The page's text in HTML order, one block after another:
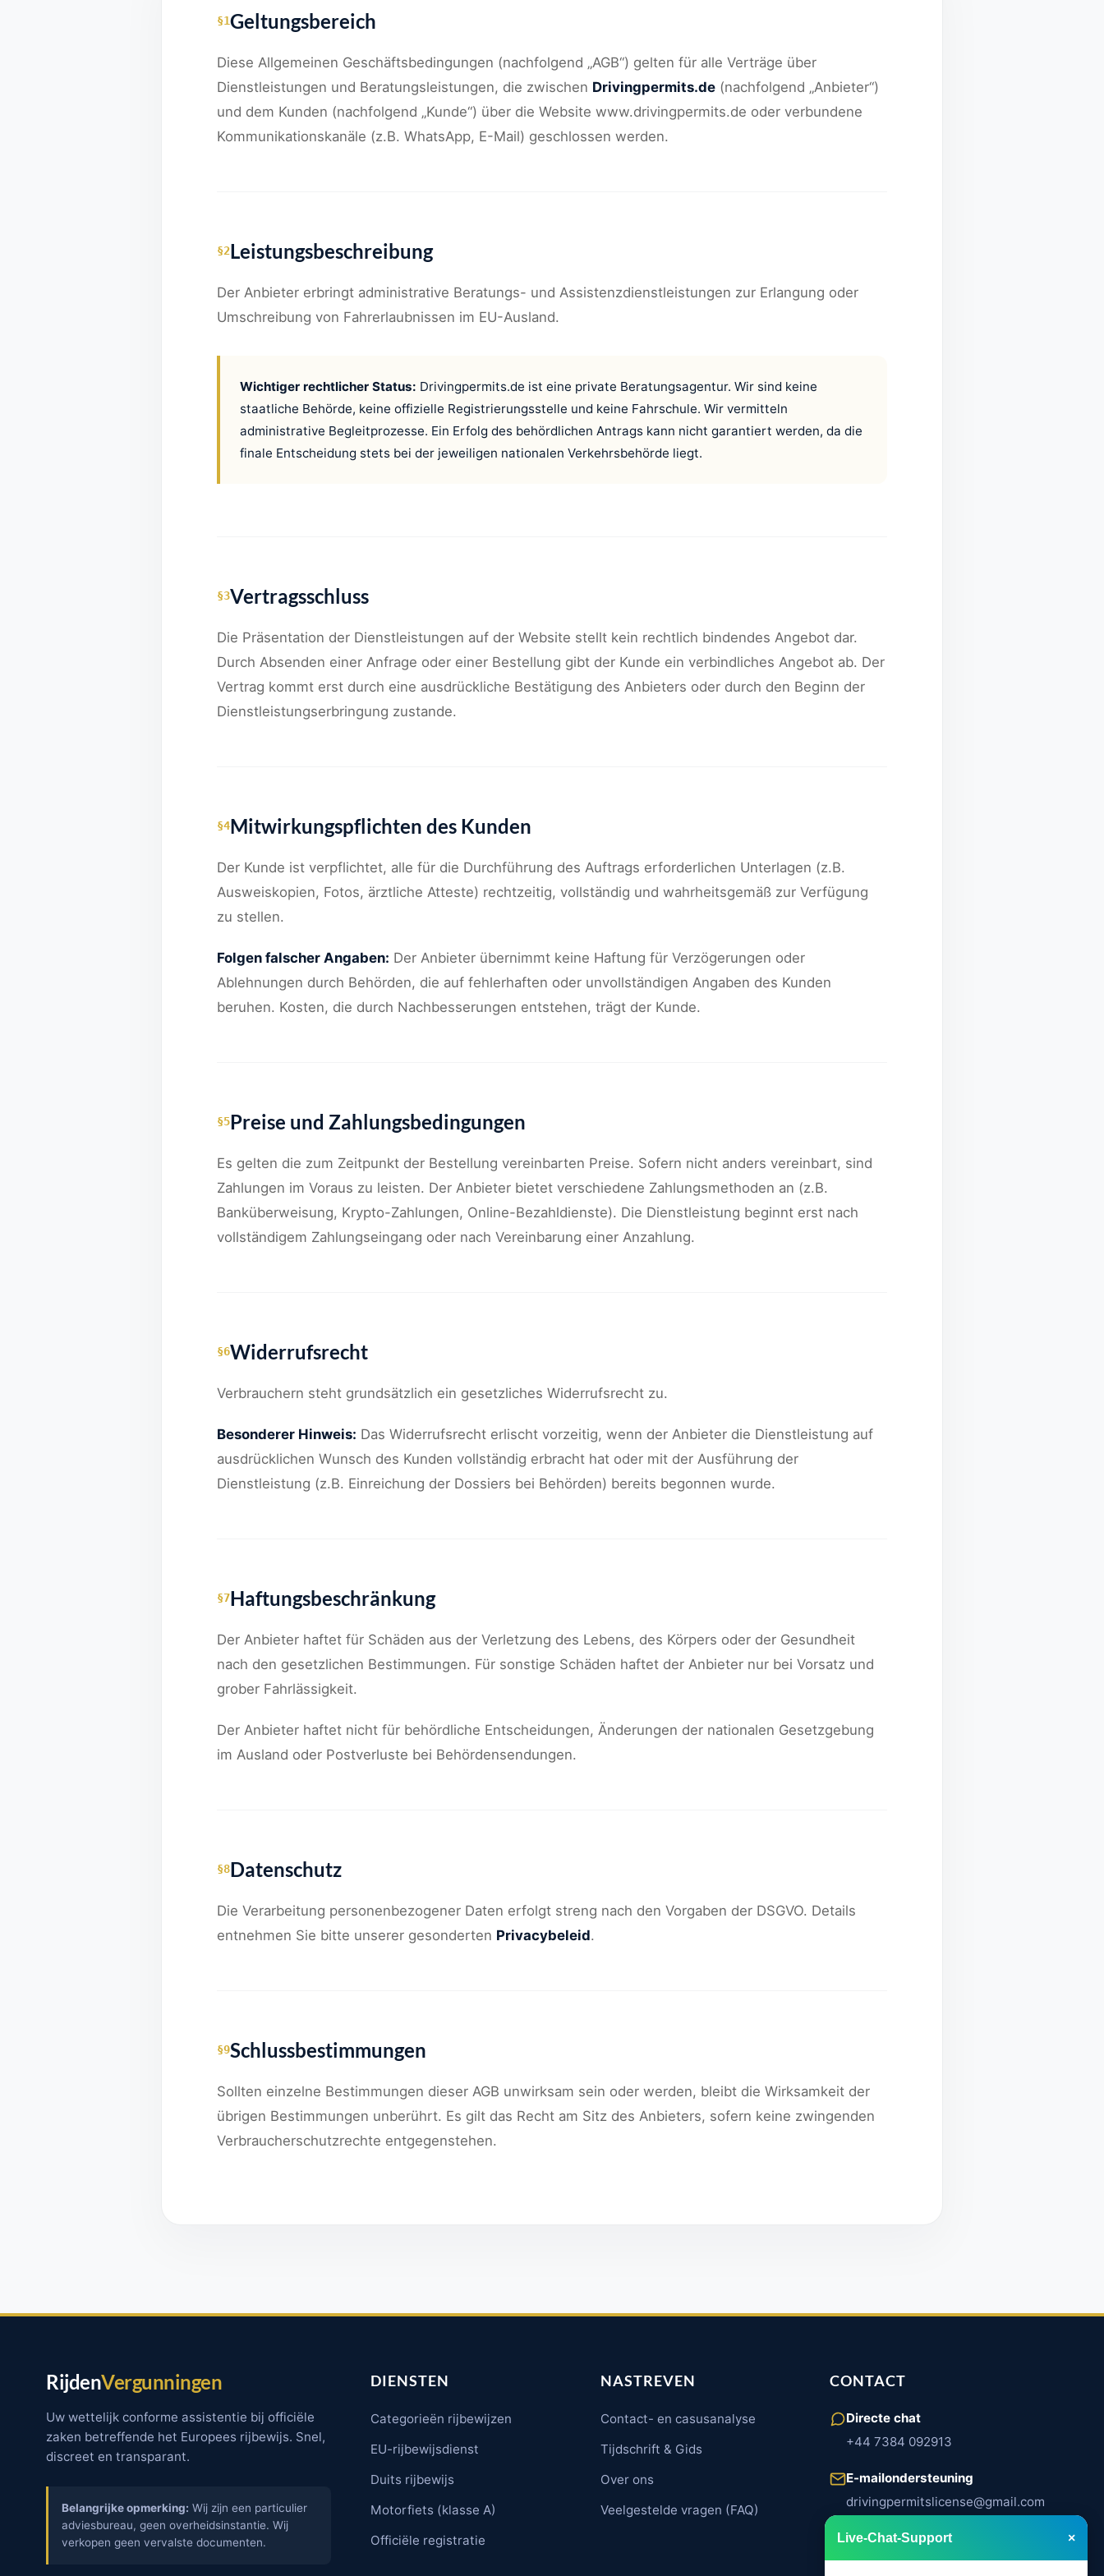
§1Geltungsbereich
Diese Allgemeinen Geschäftsbedingungen (nachfolgend „AGB“) gelten für alle Verträge über
Dienstleistungen und Beratungsleistungen, die zwischen Drivingpermits.de (nachfolgend „Anbieter“)
und dem Kunden (nachfolgend „Kunde“) über die Website www.drivingpermits.de oder verbundene
Kommunikationskanäle (z.B. WhatsApp, E-Mail) geschlossen werden.
§2Leistungsbeschreibung
Der Anbieter erbringt administrative Beratungs- und Assistenzdienstleistungen zur Erlangung oder
Umschreibung von Fahrerlaubnissen im EU-Ausland.
Wichtiger rechtlicher Status: Drivingpermits.de ist eine private Beratungsagentur. Wir sind keine
staatliche Behörde, keine offizielle Registrierungsstelle und keine Fahrschule. Wir vermitteln
administrative Begleitprozesse. Ein Erfolg des behördlichen Antrags kann nicht garantiert werden, da die
finale Entscheidung stets bei der jeweiligen nationalen Verkehrsbehörde liegt.
§3Vertragsschluss
Die Präsentation der Dienstleistungen auf der Website stellt kein rechtlich bindendes Angebot dar.
Durch Absenden einer Anfrage oder einer Bestellung gibt der Kunde ein verbindliches Angebot ab. Der
Vertrag kommt erst durch eine ausdrückliche Bestätigung des Anbieters oder durch den Beginn der
Dienstleistungserbringung zustande.
§4Mitwirkungspflichten des Kunden
Der Kunde ist verpflichtet, alle für die Durchführung des Auftrags erforderlichen Unterlagen (z.B.
Ausweiskopien, Fotos, ärztliche Atteste) rechtzeitig, vollständig und wahrheitsgemäß zur Verfügung
zu stellen.
Folgen falscher Angaben: Der Anbieter übernimmt keine Haftung für Verzögerungen oder
Ablehnungen durch Behörden, die auf fehlerhaften oder unvollständigen Angaben des Kunden
beruhen. Kosten, die durch Nachbesserungen entstehen, trägt der Kunde.
§5Preise und Zahlungsbedingungen
Es gelten die zum Zeitpunkt der Bestellung vereinbarten Preise. Sofern nicht anders vereinbart, sind
Zahlungen im Voraus zu leisten. Der Anbieter bietet verschiedene Zahlungsmethoden an (z.B.
Banküberweisung, Krypto-Zahlungen, Online-Bezahldienste). Die Dienstleistung beginnt erst nach
vollständigem Zahlungseingang oder nach Vereinbarung einer Anzahlung.
§6Widerrufsrecht
Verbrauchern steht grundsätzlich ein gesetzliches Widerrufsrecht zu.
Besonderer Hinweis: Das Widerrufsrecht erlischt vorzeitig, wenn der Anbieter die Dienstleistung auf
ausdrücklichen Wunsch des Kunden vollständig erbracht hat oder mit der Ausführung der
Dienstleistung (z.B. Einreichung der Dossiers bei Behörden) bereits begonnen wurde.
§7Haftungsbeschränkung
Der Anbieter haftet für Schäden aus der Verletzung des Lebens, des Körpers oder der Gesundheit
nach den gesetzlichen Bestimmungen. Für sonstige Schäden haftet der Anbieter nur bei Vorsatz und
grober Fahrlässigkeit.
Der Anbieter haftet nicht für behördliche Entscheidungen, Änderungen der nationalen Gesetzgebung
im Ausland oder Postverluste bei Behördensendungen.
§8Datenschutz
Die Verarbeitung personenbezogener Daten erfolgt streng nach den Vorgaben der DSGVO. Details
entnehmen Sie bitte unserer gesonderten Privacybeleid.
§9Schlussbestimmungen
Sollten einzelne Bestimmungen dieser AGB unwirksam sein oder werden, bleibt die Wirksamkeit der
übrigen Bestimmungen unberührt. Es gilt das Recht am Sitz des Anbieters, sofern keine zwingenden
Verbraucherschutzrechte entgegenstehen.
RijdenVergunningen
Uw wettelijk conforme assistentie bij officiële
zaken betreffende het Europees rijbewijs. Snel,
discreet en transparant.
Belangrijke opmerking: Wij zijn een particulier
adviesbureau, geen overheidsinstantie. Wij
verkopen geen vervalste documenten.
DIENSTEN
Categorieën rijbewijzen
EU-rijbewijsdienst
Duits rijbewijs
Motorfiets (klasse A)
Officiële registratie
NASTREVEN
Contact- en casusanalyse
Tijdschrift & Gids
Over ons
Veelgestelde vragen (FAQ)
CONTACT
Directe chat
+44 7384 092913
E-mailondersteuning
drivingpermitslicense@gmail.com
Spreekuur
ma. – Vr. | 8:00 – 18:00 uur
Live-Chat-Support ×